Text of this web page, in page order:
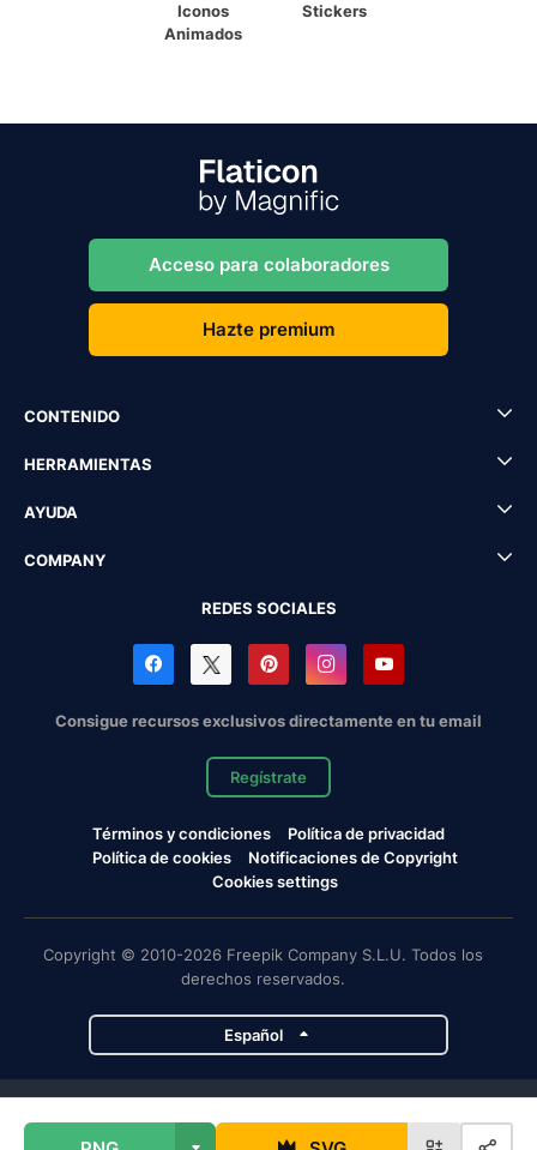
Iconos
Animados
Stickers
Acceso para colaboradores
Hazte premium
CONTENIDO
HERRAMIENTAS
AYUDA
COMPANY
REDES SOCIALES
Consigue recursos exclusivos directamente en tu email
Regístrate
Términos y condiciones
Política de privacidad
Política de cookies
Notificaciones de Copyright
Cookies settings
Copyright © 2010-2026 Freepik Company S.L.U. Todos los
derechos reservados.
Español